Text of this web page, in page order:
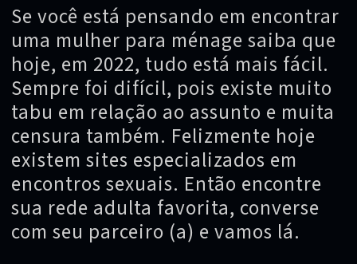
Se você está pensando em encontrar
uma mulher para ménage saiba que
hoje, em 2022, tudo está mais fácil.
Sempre foi difícil, pois existe muito
tabu em relação ao assunto e muita
censura também. Felizmente hoje
existem sites especializados em
encontros sexuais. Então encontre
sua rede adulta favorita, converse
com seu parceiro (a) e vamos lá.